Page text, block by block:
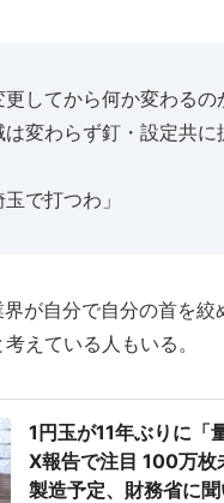
更してから何か変わる
変わらず釘・設定共に
で打つわ」
が自分で自分の首を絞
えている人もいる。
1円玉が11年ぶりに「
X報告で注目 100万
製造予定、財務省に